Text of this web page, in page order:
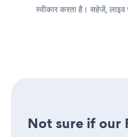
स्वीकार करता है। सहेजें,
Not sure if our